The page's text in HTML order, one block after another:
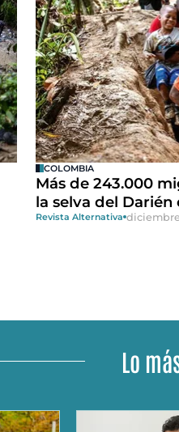
COLOMBIA
Más de 243.000
la selva del Darién
Revista Alternativa diciembre
Lo